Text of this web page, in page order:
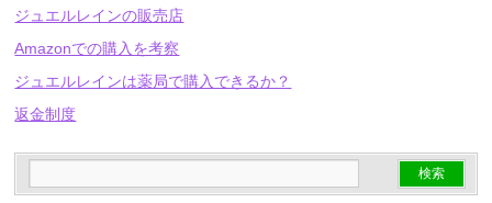
ジュエルレインの販売店
Amazonでの購入を考察
ジュエルレインは薬局で購入できるか？
返金制度